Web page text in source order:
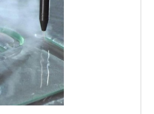
Cortamos até 2,00 mm
de Alumínio Cortamos